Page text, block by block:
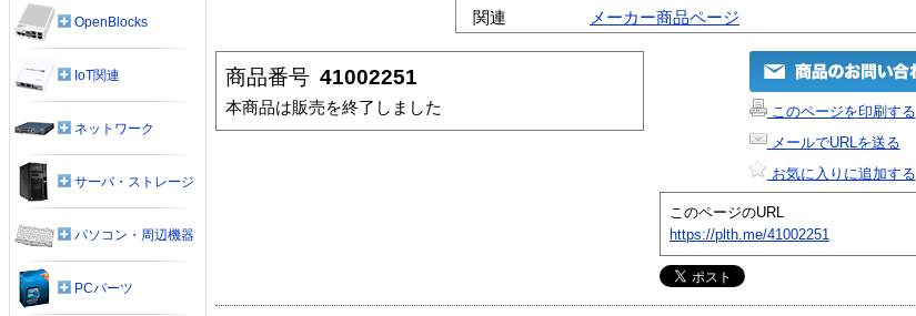
関連
メーカー商品ページ
商品番号 41002251
本商品は販売を終了しました
このページを印刷する
メールでURLを送る
お気に入りに追加する
このページのURL
https://plth.me/41002251
OpenBlocks
IoT関連
ネットワーク
サーバ・ストレージ
パソコン・周辺機器
PCパーツ